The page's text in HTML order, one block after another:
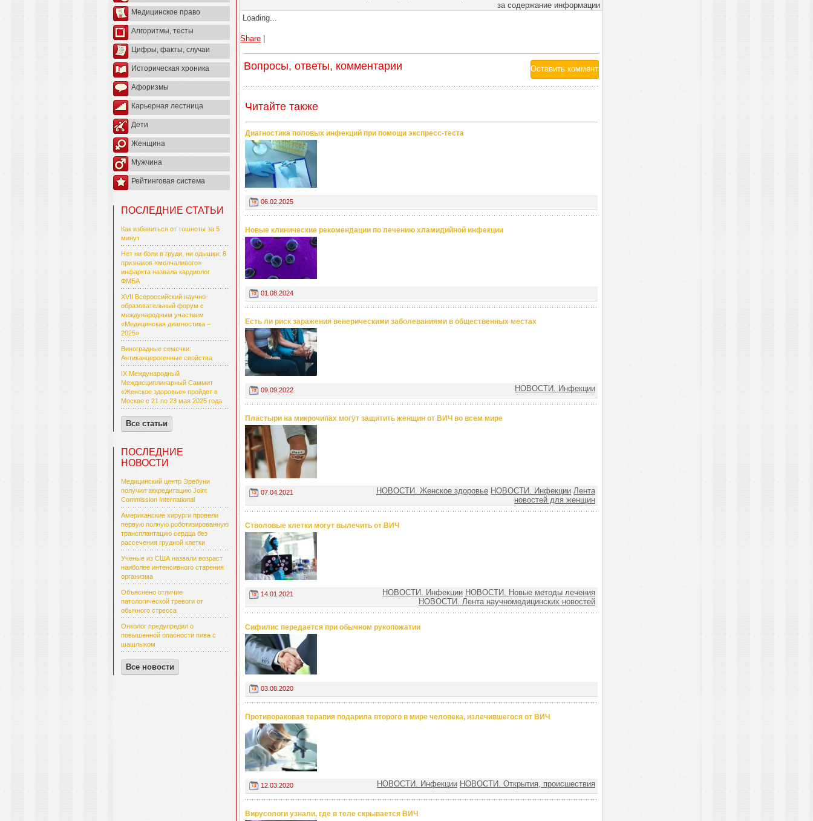
Медицинское право
Алгоритмы, тесты
Цифры, факты, случаи
Историческая хроника
Афоризмы
Карьерная лестница
Дети
Женщина
Мужчина
Рейтинговая система
ПОСЛЕДНИЕ СТАТЬИ
Как избавиться от тошноты за 5
минут
Нет ни боли в груди, ни одышки: 8
признаков «молчаливого»
инфаркта назвала кардиолог
ФМБА
XVII Всероссийский научно-
образовательный форум с
международным участием
«Медицинская диагностика –
2025»
Виноградные семечки:
Антиканцерогенные свойства
IX Международный
Междисциплинарный Саммит
«Женское здоровье» пройдет в
Москве с 21 по 23 мая 2025 года
Все статьи
ПОСЛЕДНИЕ
НОВОСТИ
Медицинский центр Эребуни
получил аккредитацию Joint
Commission International
Американские хирурги провели
первую полную роботизированную
трансплантацию сердца без
рассечения грудной клетки
Ученые из США назвали возраст
наиболее интенсивного старения
организма
Объяснено отличие
патологической тревоги от
обычного стресса
Онколог предупредил о
повышенной опасности пива с
шашлыком
Все новости
за содержание информации
Loading...
Share
Вопросы, ответы, комментарии
Читайте также
Диагностика половых инфекций при помощи экспресс-теста
06.02.2025
Новые клинические рекомендации по лечению хламидийной инфекции
01.08.2024
Есть ли риск заражения венерическими заболеваниями в общественных местах
09.09.2022 НОВОСТИ. Инфекции
Пластыри на микрочипах могут защитить женщин от ВИЧ во всем мире
07.04.2021 НОВОСТИ. Женское здоровье НОВОСТИ. Инфекции Лента
новостей для женщин
Стволовые клетки могут вылечить от ВИЧ
14.01.2021 НОВОСТИ. Инфекции НОВОСТИ. Новые методы лечения
НОВОСТИ. Лента научномедицинских новостей
Сифилис передается при обычном рукопожатии
03.08.2020
Противораковая терапия подарила второго в мире человека, излечившегося от ВИЧ
12.03.2020 НОВОСТИ. Инфекции НОВОСТИ. Открытия, происшествия
Вирусологи узнали, где в теле скрывается ВИЧ